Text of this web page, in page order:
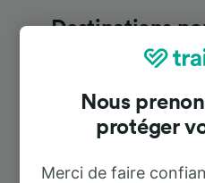
Destinations
Castione
À Bellinzona
Nous
protéger
Merci de faire